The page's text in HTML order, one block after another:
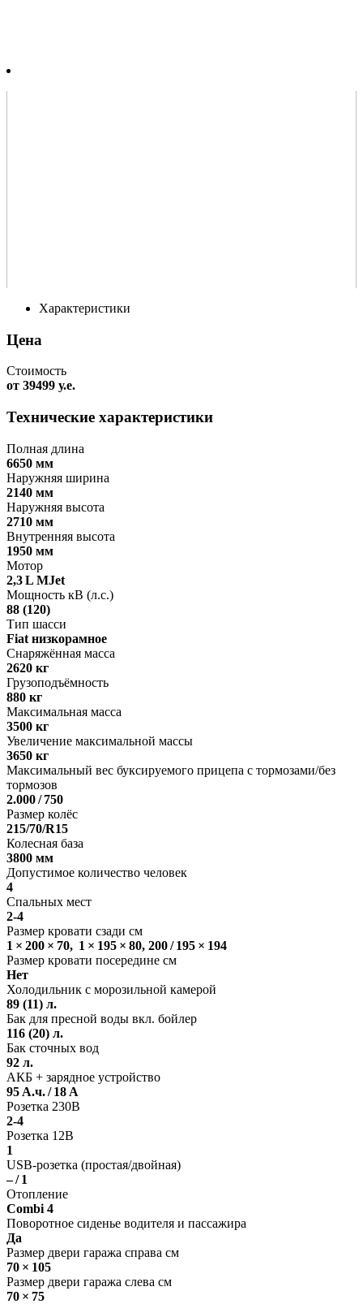
Характеристики
Цена
Стоимость
от 39499 у.е.
Технические характеристики
Полная длина
6650 мм
Наружняя ширина
2140 мм
Наружняя высота
2710 мм
Внутренняя высота
1950 мм
Мотор
2,3 L MJet
Мощность кВ (л.с.)
88 (120)
Тип шасси
Fiat низкорамное
Снаряжённая масса
2620 кг
Грузоподъёмность
880 кг
Максимальная масса
3500 кг
Увеличение максимальной массы
3650 кг
Максимальный вес буксируемого прицепа с тормозами/без
тормозов
2.000 / 750
Размер колёс
215/70/R15
Колесная база
3800 мм
Допустимое количество человек
4
Спальных мест
2-4
Размер кровати сзади см
1 × 200 × 70, 1 × 195 × 80, 200 / 195 × 194
Размер кровати посередине см
Нет
Холодильник с морозильной камерой
89 (11) л.
Бак для пресной воды вкл. бойлер
116 (20) л.
Бак сточных вод
92 л.
АКБ + зарядное устройство
95 А.ч. / 18 А
Розетка 230В
2-4
Розетка 12В
1
USB-розетка (простая/двойная)
– / 1
Отопление
Combi 4
Поворотное сиденье водителя и пассажира
Да
Размер двери гаража справа см
70 × 105
Размер двери гаража слева см
70 × 75